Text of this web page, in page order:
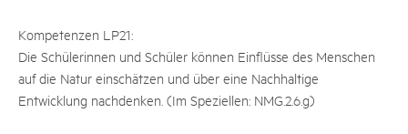
Kompetenzen LP21:
Die Schülerinnen und Schüler können Einflüsse des Menschen
auf die Natur einschätzen und über eine Nachhaltige
Entwicklung nachdenken. (Im Speziellen: NMG.2.6.g)